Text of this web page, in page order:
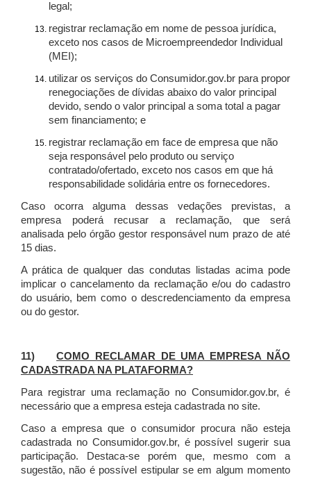
legal;
registrar reclamação em nome de pessoa jurídica,
exceto nos casos de Microempreendedor Individual
(MEI);
utilizar os serviços do Consumidor.gov.br para propor
renegociações de dívidas abaixo do valor principal
devido, sendo o valor principal a soma total a pagar
sem financiamento; e
registrar reclamação em face de empresa que não
seja responsável pelo produto ou serviço
contratado/ofertado, exceto nos casos em que há
responsabilidade solidária entre os fornecedores.
Caso ocorra alguma dessas vedações previstas, a
empresa poderá recusar a reclamação, que será
analisada pelo órgão gestor responsável num prazo de até
15 dias.
A prática de qualquer das condutas listadas acima pode
implicar o cancelamento da reclamação e/ou do cadastro
do usuário, bem como o descredenciamento da empresa
ou do gestor.
11)COMO RECLAMAR DE UMA EMPRESA NÃO
CADASTRADA NA PLATAFORMA?
Para registrar uma reclamação no Consumidor.gov.br, é
necessário que a empresa esteja cadastrada no site.
Caso a empresa que o consumidor procura não esteja
cadastrada no Consumidor.gov.br, é possível sugerir sua
participação. Destaca-se porém que, mesmo com a
sugestão, não é possível estipular se em algum momento